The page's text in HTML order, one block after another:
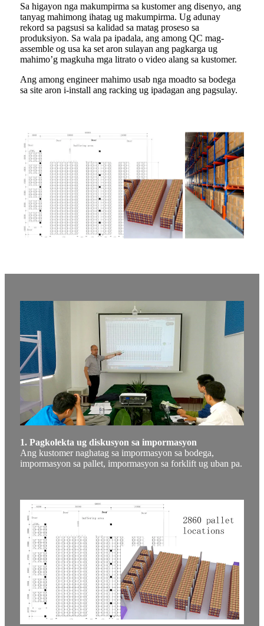
Sa higayon nga makumpirma sa kustomer ang disenyo, ang
tanyag mahimong ihatag ug makumpirma. Ug adunay
rekord sa pagsusi sa kalidad sa matag proseso sa
produksiyon. Sa wala pa ipadala, ang among QC mag-
assemble og usa ka set aron sulayan ang pagkarga ug
mahimo’g magkuha mga litrato o video alang sa kustomer.
Ang among engineer mahimo usab nga moadto sa bodega
sa site aron i-install ang racking ug ipadagan ang pagsulay.
1. Pagkolekta ug diskusyon sa impormasyon
Ang kustomer naghatag sa impormasyon sa bodega,
impormasyon sa pallet, impormasyon sa forklift ug uban pa.